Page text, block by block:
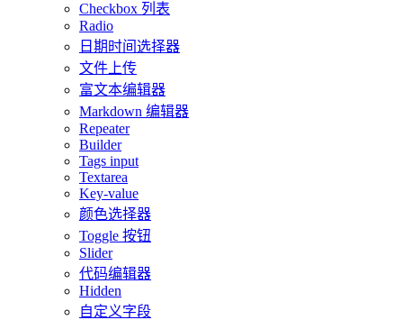
Checkbox 列表
Radio
日期时间选择器
文件上传
富文本编辑器
Markdown 编辑器
Repeater
Builder
Tags input
Textarea
Key-value
颜色选择器
Toggle 按钮
Slider
代码编辑器
Hidden
自定义字段